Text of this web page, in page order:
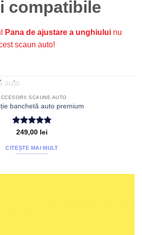
compatibile
Pana de ajustare a unghiului nu
scaun auto!
STOC EPUIZAT
SCAUNE AUTO
banchetă auto premium
Evaluat la
249,00 lei
CITEȘTE MAI MULT